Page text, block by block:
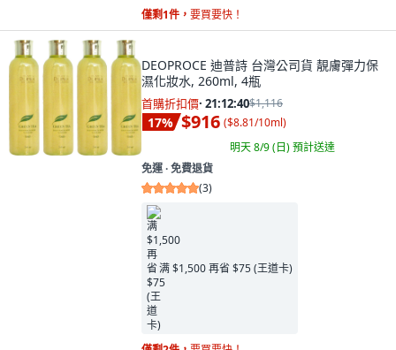
僅剩1件， 要買要快！
DEOPROCE 迪普詩 台灣公司貨 靚膚彈力保
濕化妝水, 260ml, 4瓶
首購折扣價· 21:12:39$1,116
17% $916 ($8.81/10ml)
明天 8/9 (日)預計送達
免運 ∙ 免費退貨
(3)
满 $1,500 再省 $75 (王道卡)